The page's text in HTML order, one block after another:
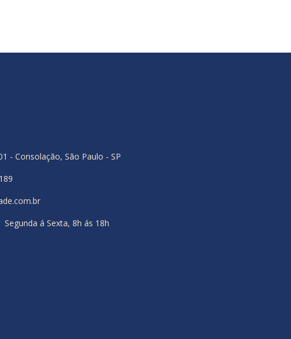
- Consolação, São Paulo - SP
Segunda á Sexta, 8h ás 18h